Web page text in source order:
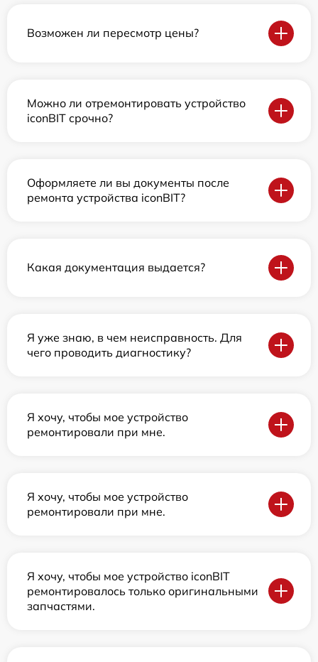
Возможен ли пересмотр цены?
Можно ли отремонтировать устройство
iconBIT срочно?
Оформляете ли вы документы после
ремонта устройства iconBIT?
Какая документация выдается?
Я уже знаю, в чем неисправность. Для
чего проводить диагностику?
Я хочу, чтобы мое устройство
ремонтировали при мне.
Я хочу, чтобы мое устройство
ремонтировали при мне.
Я хочу, чтобы мое устройство iconBIT
ремонтировалось только оригинальными
запчастями.